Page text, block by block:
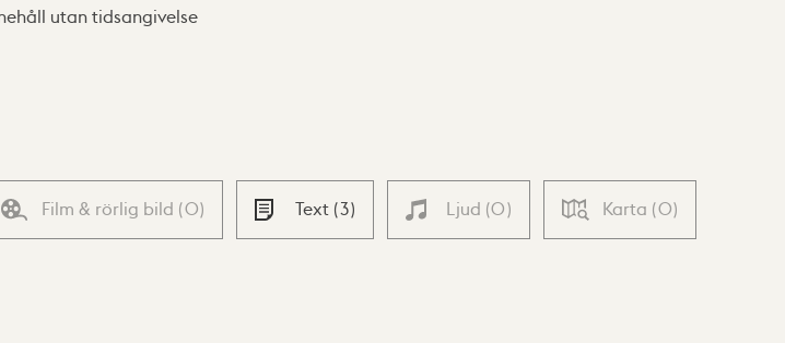
utan tidsangivelse
Film & rörlig bild (0) Text (3) Ljud (0) Karta (0)